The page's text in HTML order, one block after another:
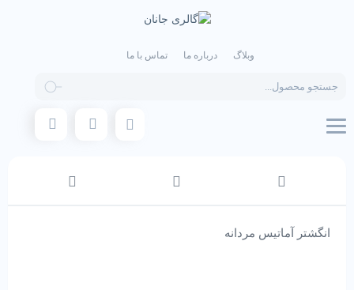
وبلاگ درباره ما تماس با ما
search
انگشتر آماتیس مردانه